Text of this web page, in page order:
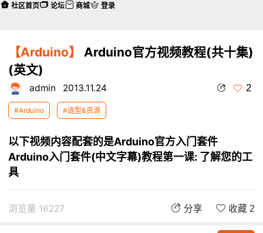
【Arduino】
Arduino官方视频教程(共十集)
(英文)
admin 2013.11.24 2
#Arduino #选型&资源
以下视频内容配套的是Arduino官方入门套件
Arduino入门套件(中文字幕)教程第一课: 了解您的工
具
浏览量 16227 分享 收藏 2
社区首页 论坛 商城 登录